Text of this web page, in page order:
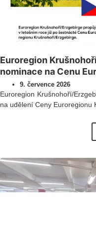
Euroregion
nominace na Cenu
9. července 2026
Euroregion Krušnohoří/
na udělení Ceny Euroregionu